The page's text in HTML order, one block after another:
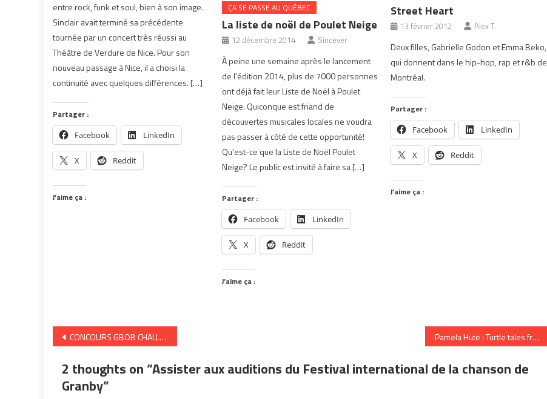
entre rock, funk et soul, bien à son image.
Sinclair avait terminé sa précédente
tournée par un concert très réussi au
Théâtre de Verdure de Nice. Pour son
nouveau passage à Nice, il a choisi la
continuité avec quelques différences. […]
Partager :
Facebook LinkedIn
X Reddit
J’aime ça :
ÇA SE PASSE AU QUÉBEC
La liste de noël de Poulet Neige
12 décembre 2014 Sincever
À peine une semaine après le lancement
de l’édition 2014, plus de 7000 personnes
ont déjà fait leur Liste de Noël à Poulet
Neige. Quiconque est friand de
découvertes musicales locales ne voudra
pas passer à côté de cette opportunité!
Qu’est-ce que la Liste de Noël Poulet
Neige? Le public est invité à faire sa […]
Partager :
Facebook LinkedIn
X Reddit
J’aime ça :
Street Heart
13 février 2012 Alex T.
Deux filles, Gabrielle Godon et Emma Beko,
qui donnent dans le hip-hop, rap et r&b de
Montréal.
Partager :
Facebook LinkedIn
X Reddit
J’aime ça :
Navigation
de
l’article
CONCOURS GBOB CHALLENGE 2009 – Limite d’Inscriptions 15 mai Pamela Hute : Turtle tales from overseas
2 thoughts on “Assister aux auditions du Festival international de la chanson de
Granby”